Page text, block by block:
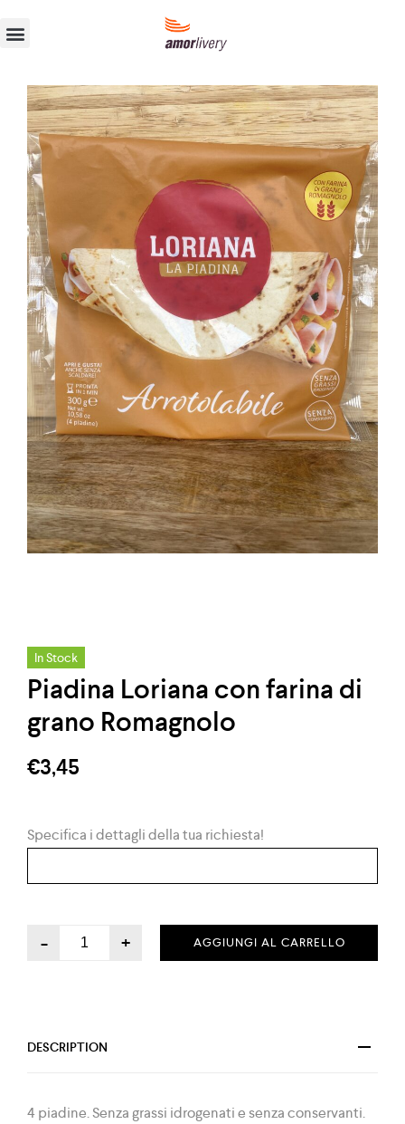
In Stock
Piadina Loriana con farina di
grano Romagnolo
€3,45
Specifica i dettagli della tua richiesta!
- + AGGIUNGI AL CARRELLO
DESCRIPTION
4 piadine. Senza grassi idrogenati e senza conservanti.